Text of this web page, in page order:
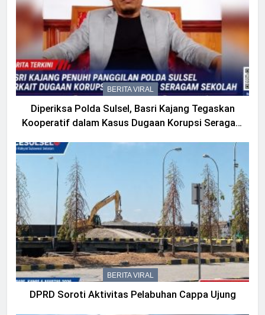
BERITA VIRAL
Diperiksa Polda Sulsel, Basri Kajang Tegaskan
Kooperatif dalam Kasus Dugaan Korupsi Seragam
BERITA VIRAL
DPRD Soroti Aktivitas Pelabuhan Cappa Ujung